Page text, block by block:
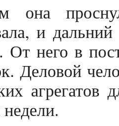
она
и
От него в
Деловой
агрегатов